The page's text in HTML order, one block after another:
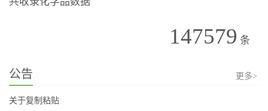
147579 条
公告 更多>
关于复制粘贴